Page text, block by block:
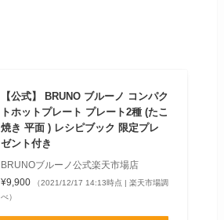
【公式】 BRUNO ブルーノ コンパク
トホットプレート プレート2種 (たこ
焼き 平面 ) レシピブック 限定プレ
ゼント付き
BRUNOブルーノ公式楽天市場店
¥9,900
（2021/12/17 14:13時点 | 楽天市場調
べ）